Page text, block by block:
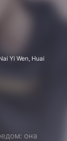
Yi Wen, Huai
она